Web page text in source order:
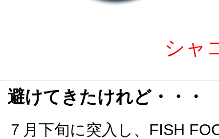
シャ
避けてきたけれど・・・
７月下旬に突入し、FISH